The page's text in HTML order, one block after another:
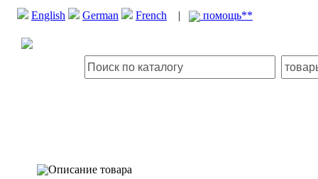
English German French | помощь**
Описание товара